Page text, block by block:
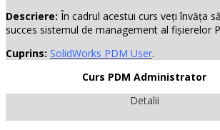
Descriere: În cadrul acestui curs veți învăța
succes sistemul de management al fișierelor
Cuprins: SolidWorks PDM User.
Curs PDM Administrator
Detalii